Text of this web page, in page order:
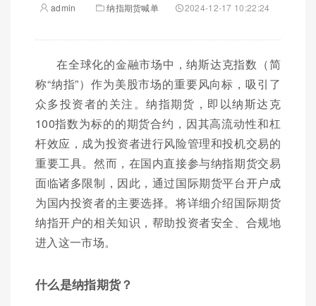
admin 纳指期货喊单 2024-12-17 10:22:24
在全球化的金融市场中，纳斯达克指数（简
称“纳指”）作为美股市场的重要风向标，吸引了
众多投资者的关注。纳指期货，即以纳斯达克
100指数为标的的期货合约，因其高流动性和杠
杆效应，成为投资者进行风险管理和投机交易的
重要工具。然而，在国内直接参与纳指期货交易
面临诸多限制，因此，通过国际期货平台开户成
为国内投资者的主要选择。将详细介绍国际期货
纳指开户的相关知识，帮助投资者安全、合规地
进入这一市场。
什么是纳指期货？